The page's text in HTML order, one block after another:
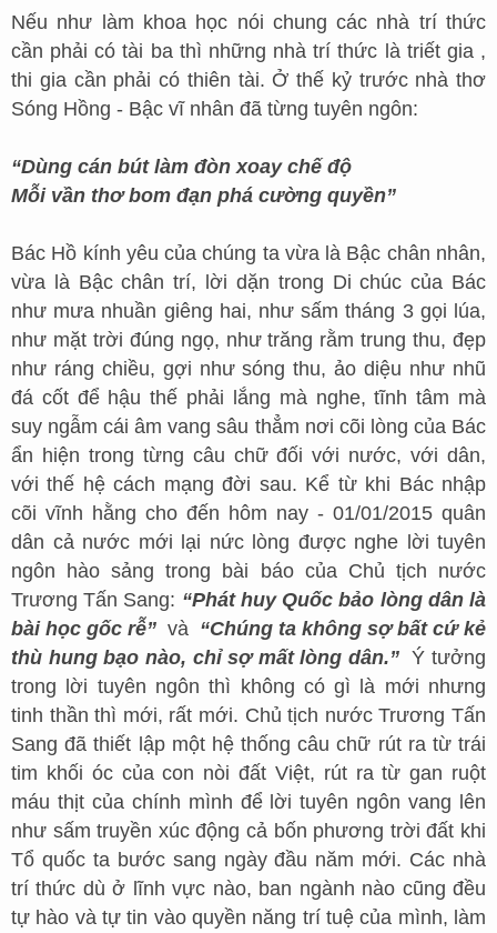
Nếu như làm khoa học nói chung các nhà trí thức
cần phải có tài ba thì những nhà trí thức là triết gia ,
thi gia cần phải có thiên tài. Ở thế kỷ trước nhà thơ
Sóng Hồng - Bậc vĩ nhân đã từng tuyên ngôn:
“Dùng cán bút làm đòn xoay chế độ
Mỗi vần thơ bom đạn phá cường quyền”
Bác Hồ kính yêu của chúng ta vừa là Bậc chân nhân,
vừa là Bậc chân trí, lời dặn trong Di chúc của Bác
như mưa nhuần giêng hai, như sấm tháng 3 gọi lúa,
như mặt trời đúng ngọ, như trăng rằm trung thu, đẹp
như ráng chiều, gợi như sóng thu, ảo diệu như nhũ
đá cốt để hậu thế phải lắng mà nghe, tĩnh tâm mà
suy ngẫm cái âm vang sâu thẳm nơi cõi lòng của Bác
ẩn hiện trong từng câu chữ đối với nước, với dân,
với thế hệ cách mạng đời sau. Kể từ khi Bác nhập
cõi vĩnh hằng cho đến hôm nay - 01/01/2015 quân
dân cả nước mới lại nức lòng được nghe lời tuyên
ngôn hào sảng trong bài báo của Chủ tịch nước
Trương Tấn Sang: “Phát huy Quốc bảo lòng dân là
bài học gốc rễ” và “Chúng ta không sợ bất cứ kẻ
thù hung bạo nào, chỉ sợ mất lòng dân.” Ý tưởng
trong lời tuyên ngôn thì không có gì là mới nhưng
tinh thần thì mới, rất mới. Chủ tịch nước Trương Tấn
Sang đã thiết lập một hệ thống câu chữ rút ra từ trái
tim khối óc của con nòi đất Việt, rút ra từ gan ruột
máu thịt của chính mình để lời tuyên ngôn vang lên
như sấm truyền xúc động cả bốn phương trời đất khi
Tổ quốc ta bước sang ngày đầu năm mới. Các nhà
trí thức dù ở lĩnh vực nào, ban ngành nào cũng đều
tự hào và tự tin vào quyền năng trí tuệ của mình, làm